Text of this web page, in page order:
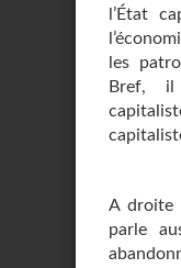
l’État
les
Bref,
A droite
parle